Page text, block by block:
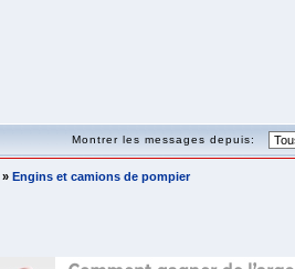
Montrer les messages depuis:
» Engins et camions de pompier